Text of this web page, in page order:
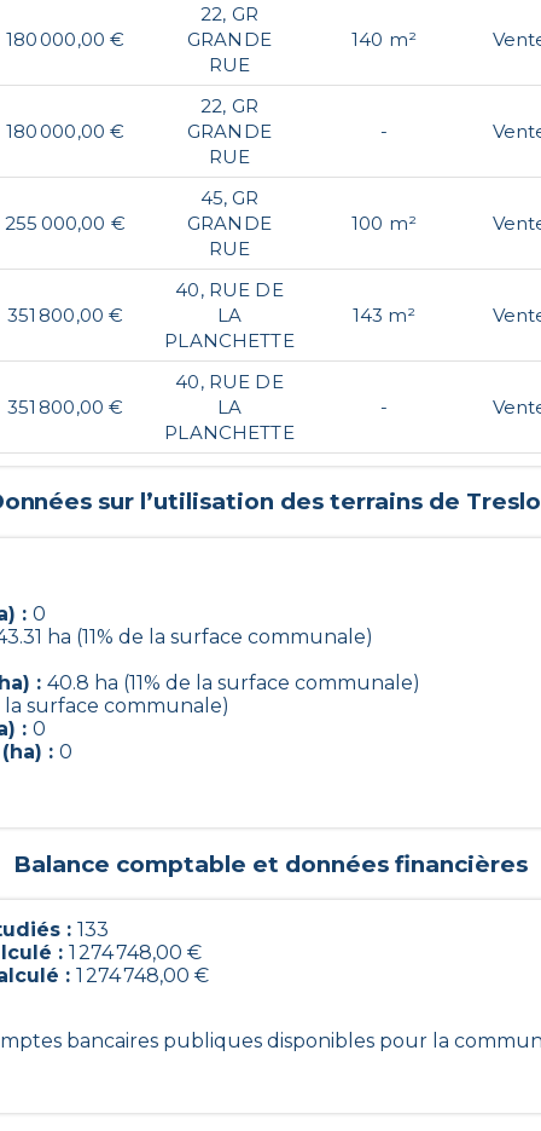
180 000,00 €
22, GR
GRANDE
RUE
140 m²
180 000,00 €
22, GR
GRANDE
RUE
-
255 000,00 €
45, GR
GRANDE
RUE
100 m²
351 800,00 €
40, RUE DE
LA
PLANCHETTE
143 m²
351 800,00 €
40, RUE DE
LA
PLANCHETTE
-
sur l’utilisation des terrains de
: 0
ha (11% de la surface communale)
: 40.8 ha (11% de la surface communale)
la surface communale)
: 0
: 0
Balance comptable et données financières
: 133
: 1 274 748,00 €
: 1 274 748,00 €
bancaires publiques disponibles pour la